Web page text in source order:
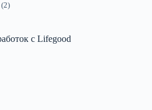
(2)
с Lifegood